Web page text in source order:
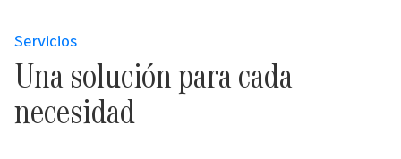
Servicios
Una solución para cada
necesidad